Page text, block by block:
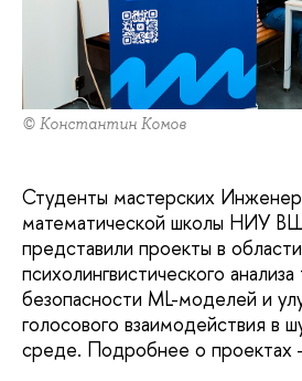
© Константин Комов
Студенты мастерских
математической школы НИУ
представили проекты в области
психолингвистического анализа
безопасности ML-моделей и
голосового взаимодействия в
среде. Подробнее о проектах